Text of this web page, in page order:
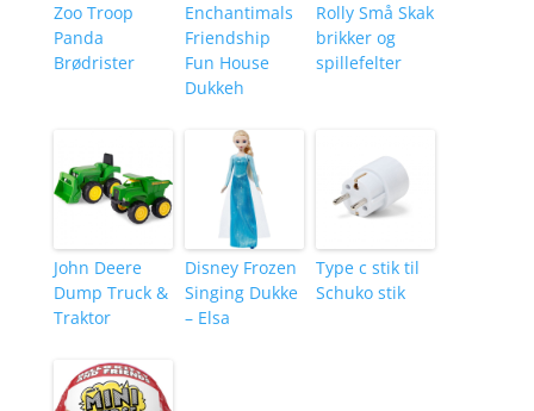
Zoo Troop
Panda
Brødrister
Enchantimals
Friendship
Fun House
Dukkeh
Rolly Små Skak
brikker og
spillefelter
John Deere
Dump Truck &
Traktor
Disney Frozen
Singing Dukke
– Elsa
Type c stik til
Schuko stik